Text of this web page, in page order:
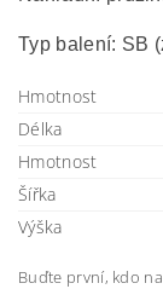
Typ balení: SB
Hmotnost
Délka
Hmotnost
Šířka
Výška
Buďte první, kdo